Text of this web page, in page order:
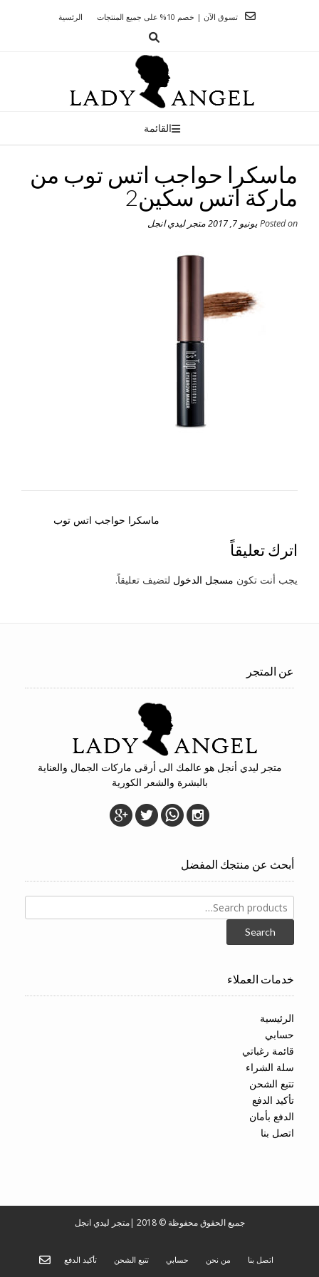
الرئسية تسوق الآن | خصم 10% على جميع المنتجات
القائمة
ماسكرا حواجب اتس توب من
ماركة اتس سكين2
Posted onيونيو 7, 2017 متجر ليدي انجل
ماسكرا حواجب اتس توب
اترك تعليقاً
يجب أنت تكون مسجل الدخول لتضيف تعليقاً.
عن المتجر
متجر ليدي أنجل هو عالمك الى أرقى ماركات الجمال والعناية
بالبشرة والشعر الكورية
أبحث عن منتجك المفضل
Search
for:
Search
خدمات العملاء
الرئيسية
حسابي
قائمة رغباتي
سلة الشراء
تتبع الشحن
تأكيد الدفع
الدفع بأمان
اتصل بنا
جميع الحقوق محفوظة © 2018 |متجر ليدي انجل
اتصل بنا من نحن حسابي تتبع الشحن تأكيد الدفع